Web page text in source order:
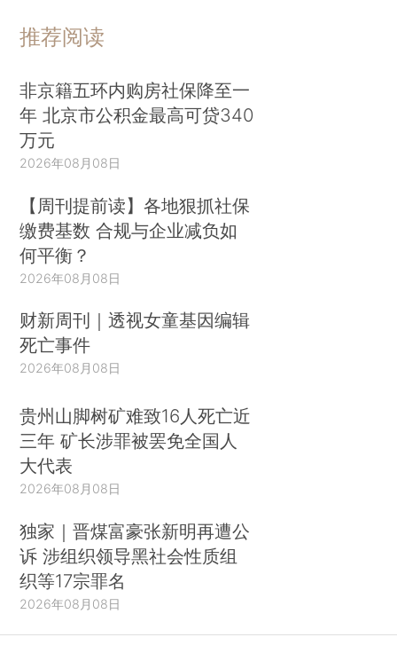
推荐阅读
非京籍五环内购房社保降至一
年 北京市公积金最高可贷340
万元
2026年08月08日
【周刊提前读】各地狠抓社保
缴费基数 合规与企业减负如
何平衡？
2026年08月08日
财新周刊｜透视女童基因编辑
死亡事件
2026年08月08日
贵州山脚树矿难致16人死亡近
三年 矿长涉罪被罢免全国人
大代表
2026年08月08日
独家｜晋煤富豪张新明再遭公
诉 涉组织领导黑社会性质组
织等17宗罪名
2026年08月08日